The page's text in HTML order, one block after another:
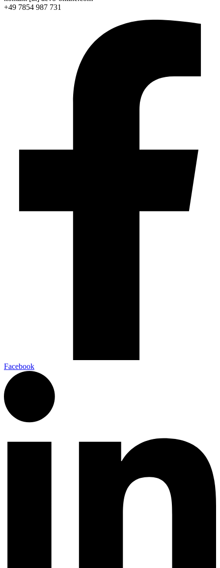
+49 7854 987 731
Facebook